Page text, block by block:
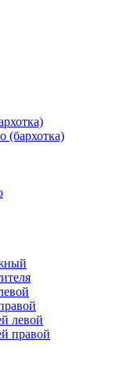
(бархотка)
левой
правой